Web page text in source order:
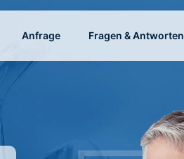
Anfrage Fragen & Antworten